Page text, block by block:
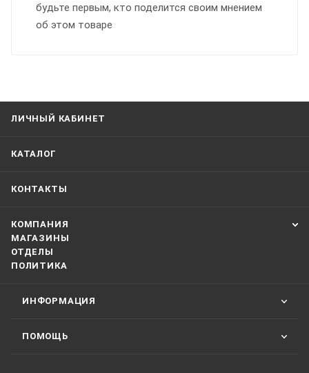
будьте первым, кто поделится своим мнением
об этом товаре
ЛИЧНЫЙ КАБИНЕТ
КАТАЛОГ
КОНТАКТЫ
КОМПАНИЯ
МАГАЗИНЫ
ОТДЕЛЫ
ПОЛИТИКА
ИНФОРМАЦИЯ
ПОМОЩЬ